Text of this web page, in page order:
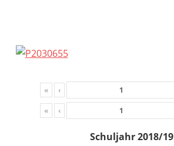
« ‹
« ‹
Schuljahr 2018/19